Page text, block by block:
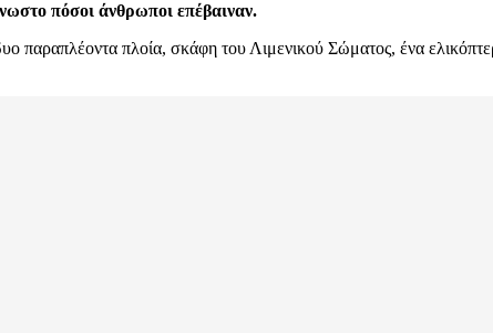
πόσοι άνθρωποι επέβαιναν.
παραπλέοντα πλοία, σκάφη του Λιμενικού Σώματος, ένα